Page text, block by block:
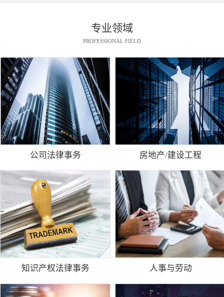
专业领域
PROFESSIONAL FIELD
公司法律事务 房地产/建设工程
知识产权法律事务 人事与劳动